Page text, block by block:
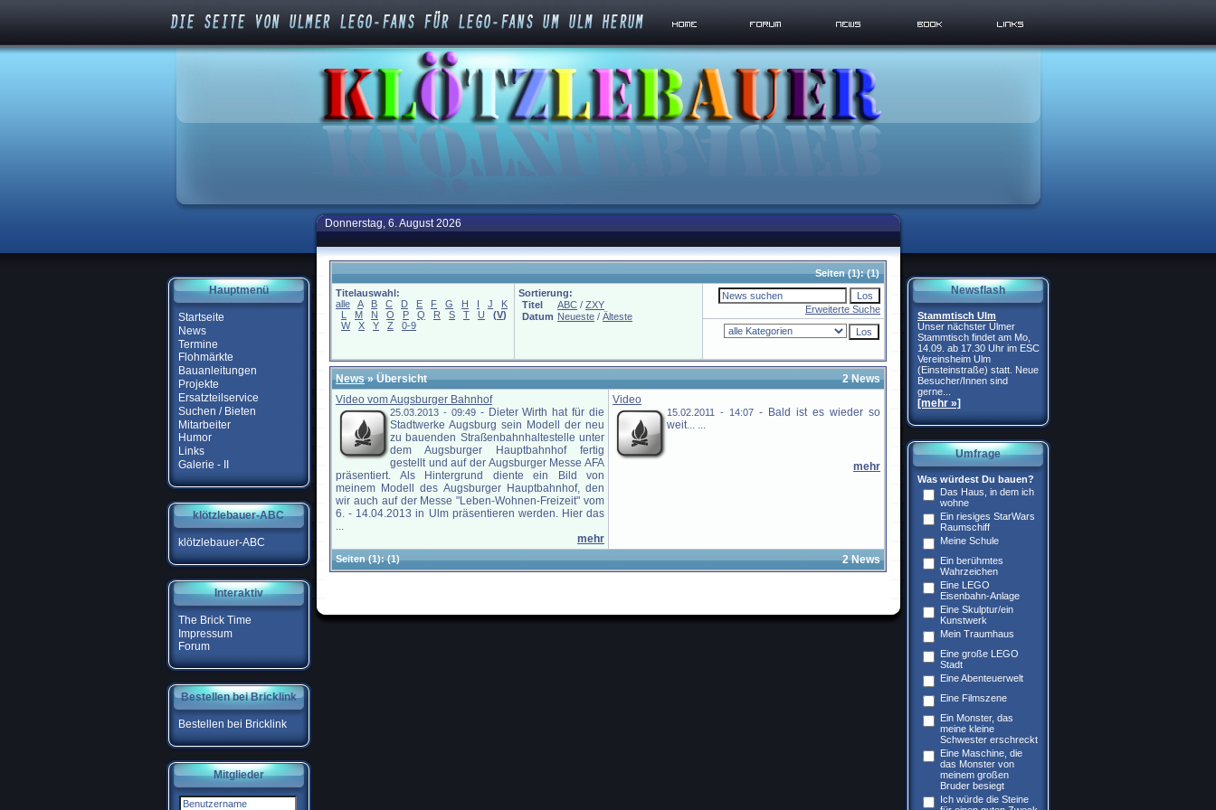
Hauptmenü
Startseite
News
Termine
Flohmärkte
Bauanleitungen
Projekte
Ersatzteilservice
Suchen / Bieten
Mitarbeiter
Humor
Links
Galerie - II
klötzlebauer-ABC
klötzlebauer-ABC
Interaktiv
The Brick Time
Impressum
Forum
Bestellen bei Bricklink
Bestellen bei Bricklink
Mitglieder
Donnerstag, 6. August 2026
Seiten(1):(1)
Titelauswahl:
alle
A B C D E F G H I J
K
L
M N O P Q R S T U (V)
W
X Y Z 0-9
Sortierung:
Titel
ABC / ZXY
Datum Neueste / Älteste
Erweiterte Suche
News» Übersicht
2 News
Video vom Augsburger Bahnhof
25.03.2013 - 09:49- Dieter Wirth hat für die
Stadtwerke Augsburg sein Modell der neu
zu bauenden Straßenbahnhaltestelle unter
dem Augsburger Hauptbahnhof fertig
gestellt und auf der Augsburger Messe AFA
präsentiert. Als Hintergrund diente ein Bild von
meinem Modell des Augsburger Hauptbahnhof, den
wir auch auf der Messe "Leben-Wohnen-Freizeit" vom
6. - 14.04.2013 in Ulm präsentieren werden. Hier das
...
mehr
Video
15.02.2011 - 14:07 - Bald ist es wieder so
weit... ...
mehr
Seiten(1):(1) 2 News
Newsflash
Stammtisch Ulm
Unser nächster Ulmer
Stammtisch findet am Mo,
14.09. ab 17.30 Uhr im ESC
Vereinsheim Ulm
(Einsteinstraße) statt. Neue
Besucher/Innen sind
gerne...
[mehr »]
Umfrage
Was würdest Du bauen?
Das Haus, in dem ich
wohne
Ein riesiges StarWars
Raumschiff
Meine Schule
Ein berühmtes
Wahrzeichen
Eine LEGO
Eisenbahn-Anlage
Eine Skulptur/ein
Kunstwerk
Mein Traumhaus
Eine große LEGO
Stadt
Eine Abenteuerwelt
Eine Filmszene
Ein Monster, das
meine kleine
Schwester erschreckt
Eine Maschine, die
das Monster von
meinem großen
Bruder besiegt
Ich würde die Steine